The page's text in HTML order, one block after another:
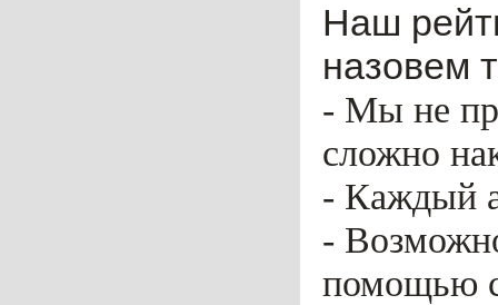
Наш
назовем
- Мы не
сложно
- Каждый
-
помощью